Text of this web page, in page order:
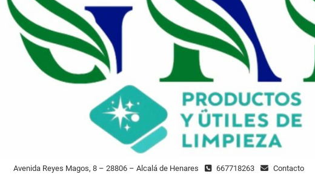
Avenida Reyes Magos, 8 – 28806 – Alcalá de Henares 667718263 Contacto